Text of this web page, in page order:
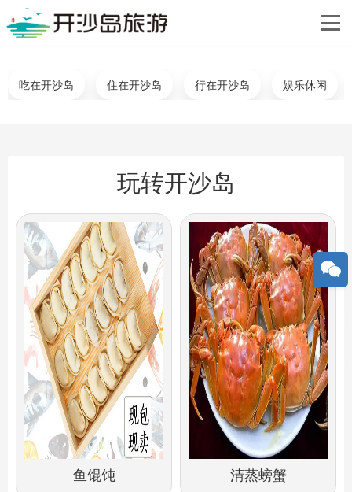
您当前的位置：网站首页>玩转开沙岛
吃在开沙岛 住在开沙岛 行在开沙岛 娱乐休闲
玩转开沙岛
鱼馄饨 清蒸螃蟹